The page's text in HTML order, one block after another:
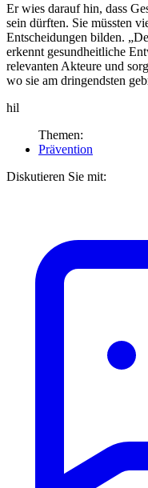
Er wies darauf hin, dass
sein dürften. Sie müssten
Entscheidungen bilden.
erkennt gesundheitliche
relevanten Akteure und
wo sie am dringendsten
hil
Themen:
Prävention
Diskutieren Sie mit: